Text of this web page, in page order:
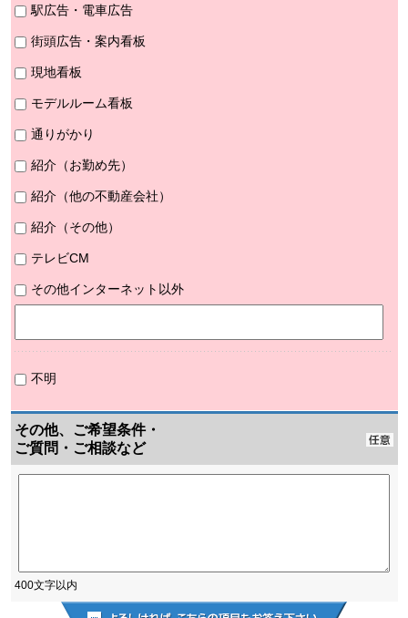
駅広告・電車広告
街頭広告・案内看板
現地看板
モデルルーム看板
通りがかり
紹介（お勤め先）
紹介（他の不動産会社）
紹介（その他）
テレビCM
その他インターネット以外
不明
その他、ご希望条件・
ご質問・ご相談など
400文字以内